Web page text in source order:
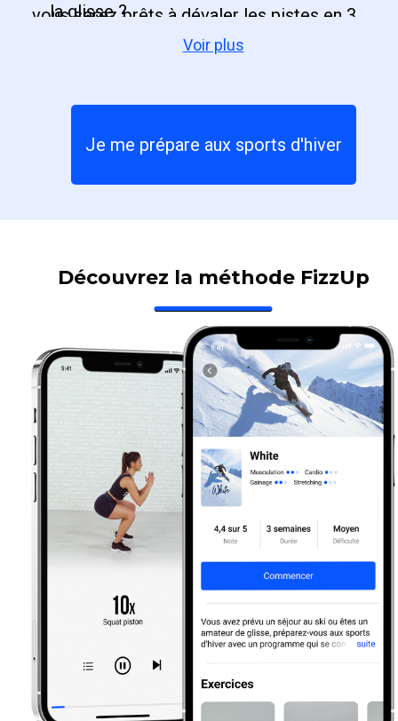
la glisse ?
vous serez prêts à dévaler les pistes en 3
semaines. Il serait dommage de réduire votre
préparation avant une semaine de ski !
Voir plus
Je me prépare aux sports d'hiver
Découvrez la méthode FizzUp